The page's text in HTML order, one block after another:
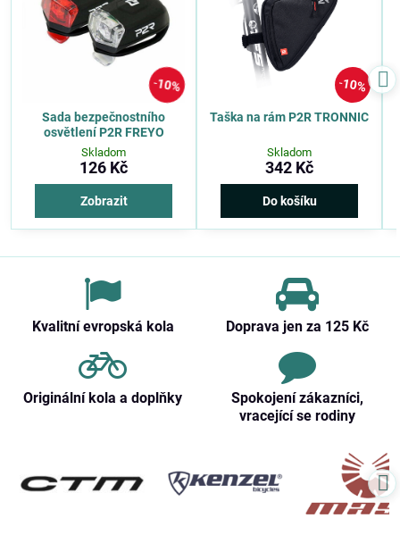
10%
Sada bezpečnostního
osvětlení P2R FREYO
Skladom
126 Kč
Zobrazit
10%
Taška na rám P2R TRONNIC
Skladom
342 Kč
Do košíku
Kvalitní evropská kola Doprava jen za 125 Kč
Originální kola a doplňky
Spokojení zákazníci,
vracející se rodiny